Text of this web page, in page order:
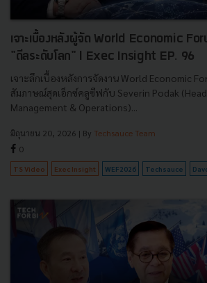
เจาะเบื้องหลังผู้จัด World Economic
"ดีลระดับโลก" l Exec Insight EP. 96
เจาะลึกเบื้องหลังการจัดงาน World Economic
สัมภาษณ์สุดเอ็กซ์คลูซีฟกับ Severin Podak
Management & Operations)...
มิถุนายน 20, 2026 | By Techsauce Team
0
TS Video Exec Insight WEF2026 Techsauce